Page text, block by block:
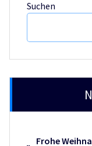
Suchen
Frohe